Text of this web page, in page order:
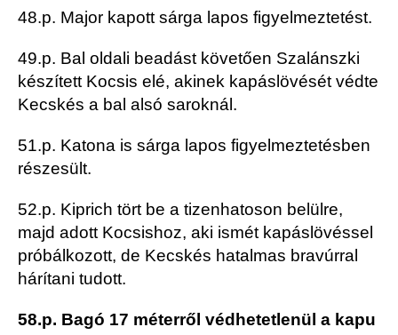
48.p. Major kapott sárga lapos figyelmeztetést.
49.p. Bal oldali beadást követően Szalánszki
készített Kocsis elé, akinek kapáslövését védte
Kecskés a bal alsó saroknál.
51.p. Katona is sárga lapos figyelmeztetésben
részesült.
52.p. Kiprich tört be a tizenhatoson belülre,
majd adott Kocsishoz, aki ismét kapáslövéssel
próbálkozott, de Kecskés hatalmas bravúrral
hárítani tudott.
58.p. Bagó 17 méterről védhetetlenül a kapu